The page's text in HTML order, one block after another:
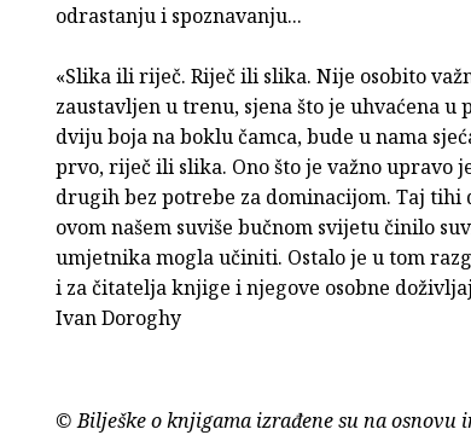
odrastanju i spoznavanju...
«Slika ili riječ. Riječ ili slika. Nije osobito
zaustavljen u trenu, sjena što je uhvaćena
dviju boja na boklu čamca, bude u nama
prvo, riječ ili slika. Ono što je važno upravo
drugih bez potrebe za dominacijom. Taj
ovom našem suviše bučnom svijetu činilo
umjetnika mogla učiniti. Ostalo je u tom
i za čitatelja knjige i njegove osobne
Ivan Doroghy
© Bilješke o knjigama izrađene su na